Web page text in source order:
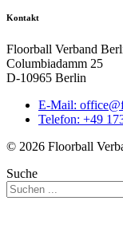
Kontakt
Floorball Verband
Columbiadamm 25
D-10965 Berlin
E-Mail:
Telefon: +49
© 2026 Floorball
Suche